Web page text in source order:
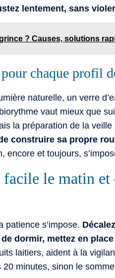
lentement, sans
? Causes, solutions
chaque profil
naturelle, un verre
vaut mieux que
la préparation de la
construire sa propre
encore et toujours,
le matin et
patience s’impose.
dormir, mettez en
laitiers, aident à la
minutes, sinon le